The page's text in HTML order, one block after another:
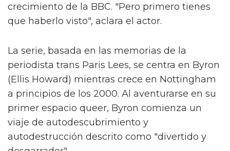
crecimiento de la BBC. "Pero primero tienes
que haberlo visto", aclara el actor.
La serie, basada en las memorias de la
periodista trans Paris Lees, se centra en Byron
(Ellis Howard) mientras crece en Nottingham
a principios de los 2000. Al aventurarse en su
primer espacio queer, Byron comienza un
viaje de autodescubrimiento y
autodestrucción descrito como "divertido y